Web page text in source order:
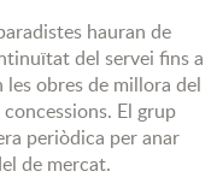
hauran de
del servei fins a
obres de millora del
El grup
periòdica per anar
de mercat.